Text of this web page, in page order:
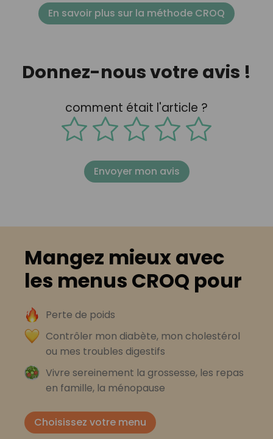
En savoir plus sur la méthode CROQ
Donnez-nous votre avis !
comment était l'article ?
Envoyer mon avis
Mangez mieux avec
les menus CROQ pour
Perte de poids
Contrôler mon diabète, mon cholestérol
ou mes troubles digestifs
Vivre sereinement la grossesse, les repas
en famille, la ménopause
Choisissez votre menu